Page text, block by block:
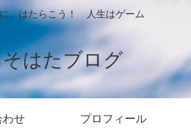
、はたらこう！ 人生はゲーム
はたブログ
わせ プロフィール